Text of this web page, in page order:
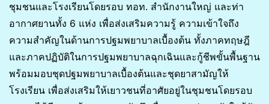
ชุมชนและโรงเรียนโดยรอบ ทอท. สำนักงานใหญ่ และท่า
อากาศยานทั้ง 6 แห่ง เพื่อส่งเสริมความรู้ ความเข้าใจถึง
ความสำคัญในด้านการปฐมพยาบาลเบื้องต้น ทั้งภาคทฤษฎี
และภาคปฏิบัติในการปฐมพยาบาลฉุกเฉินและกู้ชีพขั้นพื้นฐาน
พร้อมมอบชุดปฐมพยาบาลเบื้องต้นและชุดยาสามัญให้
โรงเรียน เพื่อส่งเสริมให้เยาวชนที่อาศัยอยู่ในชุมชนโดยรอบ